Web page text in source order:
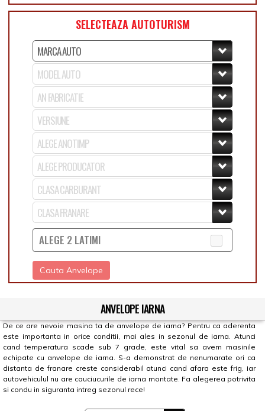
SELECTEAZA AUTOTURISM
ALEGE 2 LATIMI
Cauta Anvelope
ANVELOPE IARNA
De ce are nevoie masina ta de anvelope de iarna? Pentru ca aderenta
este importanta in orice conditii, mai ales in sezonul de iarna. Atunci
cand temperatura scade sub 7 grade, este vital sa avem masinile
echipate cu anvelope de iarna. S-a demonstrat de nenumarate ori ca
distanta de franare creste considerabil atunci cand afara este frig, iar
autovehiculul nu are cauciucurile de iarna montate. Fa alegerea potrivita
si condu in siguranta intreg sezonul rece!